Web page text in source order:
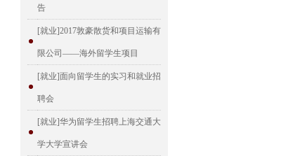
告
[就业]2017敦豪散货和项目运输有
限公司——海外留学生项目
[就业]面向留学生的实习和就业招
聘会
[就业]华为留学生招聘上海交通大
学大学宣讲会